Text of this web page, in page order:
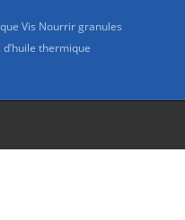
Vis Nourrir granules
thermique